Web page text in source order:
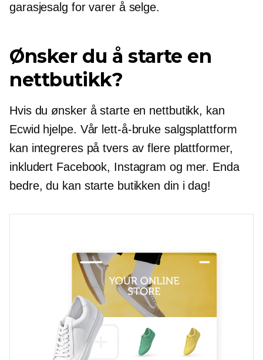
garasjesalg for varer å selge.
Ønsker du å starte en
nettbutikk?
Hvis du ønsker å starte en nettbutikk, kan
Ecwid hjelpe. Vår lett-å-bruke salgsplattform
kan integreres på tvers av flere plattformer,
inkludert Facebook, Instagram og mer. Enda
bedre, du kan starte butikken din i dag!